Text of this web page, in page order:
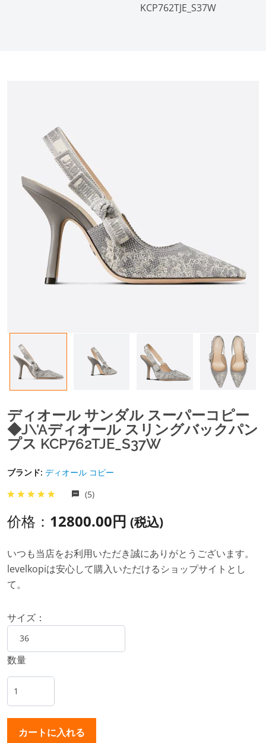
KCP762TJE_S37W
ディオール サンダル スーパーコピー
◆J\'Aディオール スリングバックパン
プス KCP762TJE_S37W
ブランド: ディオール コピー
(5)
价格： 12800.00円 (税込)
いつも当店をお利用いただき誠にありがとうございます。
levelkopiは安心して購入いただけるショップサイトとし
て。
サイズ：
数量